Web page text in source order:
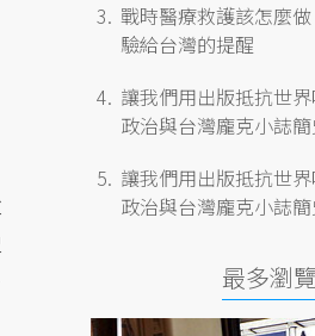
戰時醫療救護該怎麼
驗給台灣的提醒
讓我們用出版抵抗世
政治與台灣龐克小誌簡
讓我們用出版抵抗世
政治與台灣龐克小誌簡
最多瀏